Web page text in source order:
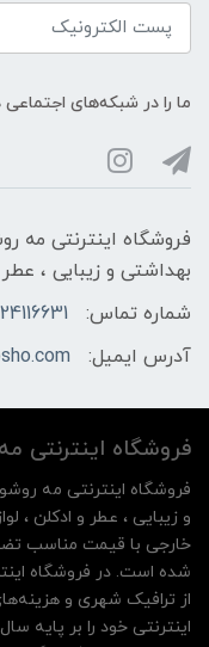
ما را در شبکه‌های اجتماعی
فروشگاه اینترنتی مه‌
بهداشتی و زیبایی ،
شماره تماس:
آدرس ایمیل:
فروشگاه اینترنتی
فروشگاه اینترنتی مه‌
و زیبایی ، عطر و ادکلن ،
خارجی با قیمت مناسب
شده است. در فروشگاه
از ترافیک شهری و